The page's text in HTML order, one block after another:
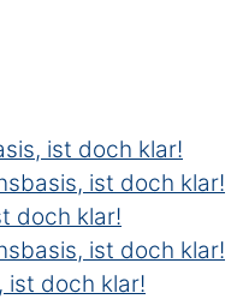
ist doch klar!
ist doch klar!
doch klar!
ist doch klar!
ist doch klar!